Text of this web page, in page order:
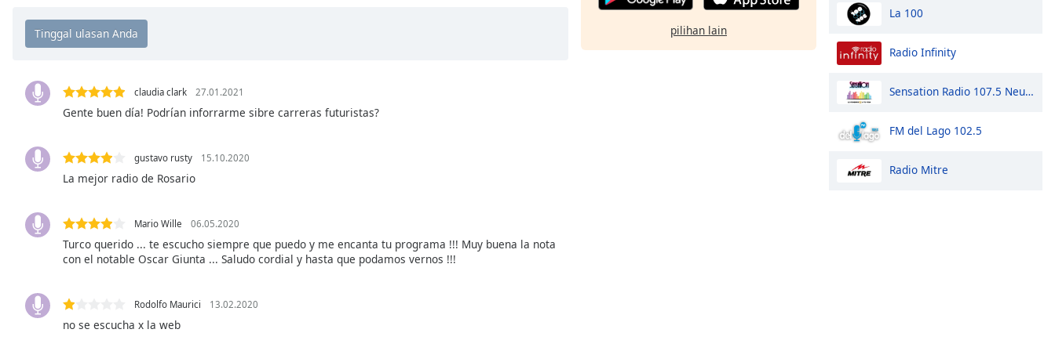
Chapters
descriptions
off
Subtitles
opens
subtitles
settings
subtitles
off,
selected
claudia clark 27.01.2021
Gente buen día! Podrían inforrarme sibre carreras futuristas?
gustavo rusty 15.10.2020
La mejor radio de Rosario
Mario Wille 06.05.2020
Turco querido ... te escucho siempre que puedo y me encanta tu programa !!! Muy buena la nota
con el notable Oscar Giunta ... Saludo cordial y hasta que podamos vernos !!!
Rodolfo Maurici 13.02.2020
no se escucha x la web
pilihan lain
La 100
Radio Infinity
Sensation Radio 107.5 Neuquen
FM del Lago 102.5
Radio Mitre